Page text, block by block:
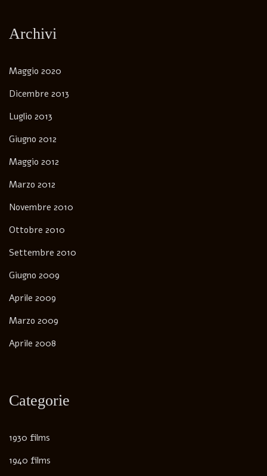
Archivi
Maggio 2020
Dicembre 2013
Luglio 2013
Giugno 2012
Maggio 2012
Marzo 2012
Novembre 2010
Ottobre 2010
Settembre 2010
Giugno 2009
Aprile 2009
Marzo 2009
Aprile 2008
Categorie
1930 films
1940 films